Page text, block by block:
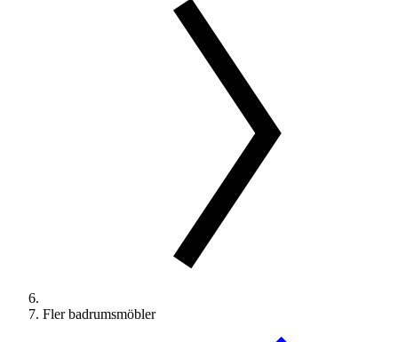
Fler badrumsmöbler